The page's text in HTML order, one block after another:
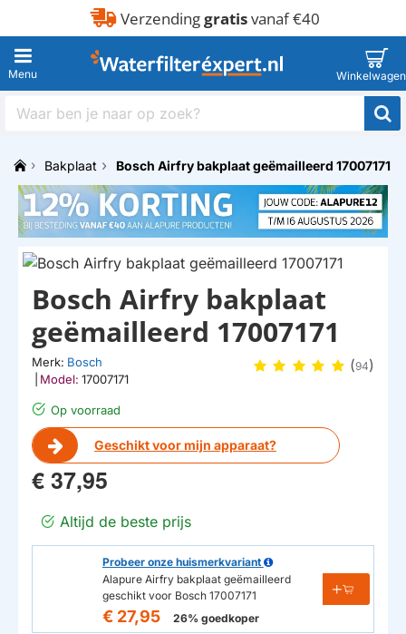
Verzendinggratisvanaf €40
Waar
naar
zoek?
o
m
e
Bakplaat Bosch Airfry bakplaat geëmailleerd 17007171
Op voorraad
Geschikt voor mijn apparaat?
Bosch Airfry bakplaat
geëmailleerd 17007171
Merk: Bosch
Model: 17007171
(94)
€ 37,95
Altijd de beste prijs
Probeer onze huismerkvariant
Alapure Airfry bakplaat geëmailleerd
geschikt voor Bosch 17007171
€ 27,95 26% goedkoper